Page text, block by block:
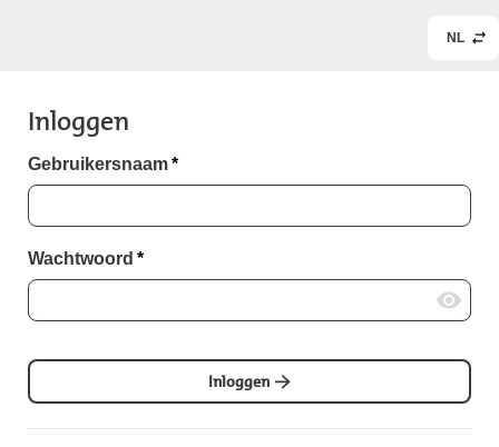
NL
Inloggen
Gebruikersnaam*
Wachtwoord *
Inloggen